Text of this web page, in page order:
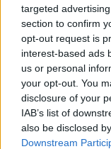
targeted
section to confirm
opt-out request is
interest-based ads
us or personal
your opt-out. You
disclosure of your
IAB’s list of
also be disclosed
Downstream
1990-luvulla
XL5 niitti
Info